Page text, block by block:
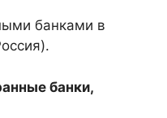
банками в
банки,